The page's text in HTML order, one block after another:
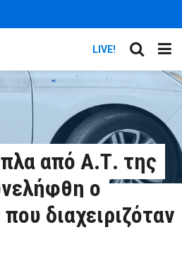
LIVE!
από Α.Τ. της
ο
διαχειριζόταν